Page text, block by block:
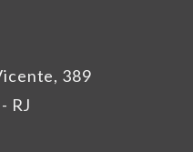
389
RJ